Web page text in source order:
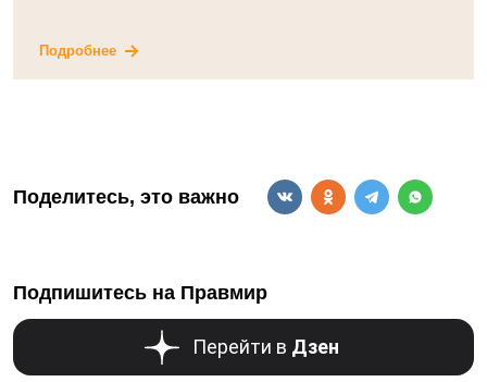
Подробнее
Поделитесь, это важно
Подпишитесь на Правмир
Перейти в Дзен